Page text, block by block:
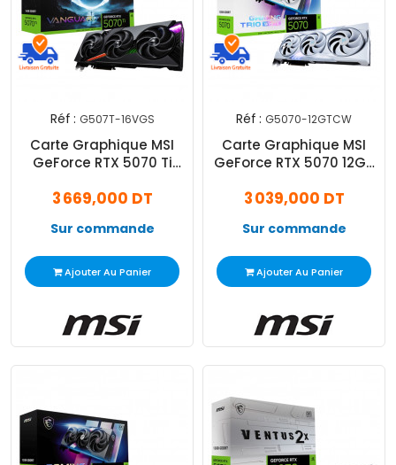
Réf : G507T-16VGS
Carte Graphique MSI
GeForce RTX 5070 Ti
GDDR7
3 669,000 DT
Sur commande
Ajouter Au Panier
Réf : G5070-12GTCW
Carte Graphique MSI
GeForce RTX 5070 12Go
3 039,000 DT
Sur commande
Ajouter Au Panier